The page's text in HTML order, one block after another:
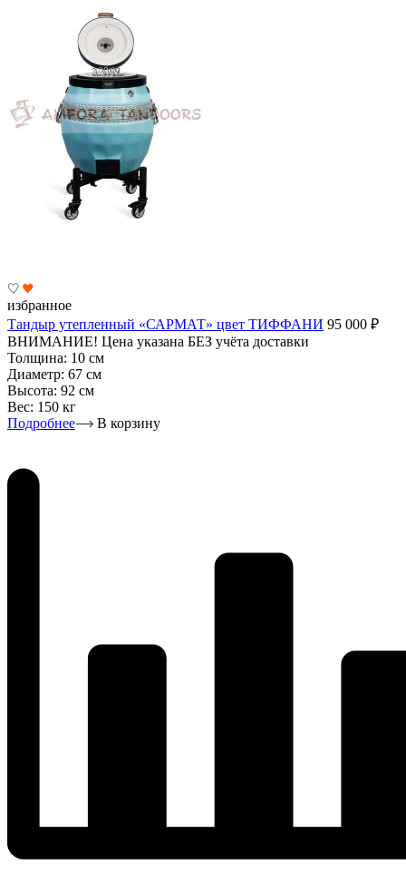
избранное
Тандыр утепленный «САРМАТ» цвет ТИФФАНИ 95 000 ₽
ВНИМАНИЕ! Цена указана БЕЗ учёта доставки
Толщина: 10 см
Диаметр: 67 см
Высота: 92 см
Вес: 150 кг
Подробнее
В корзину